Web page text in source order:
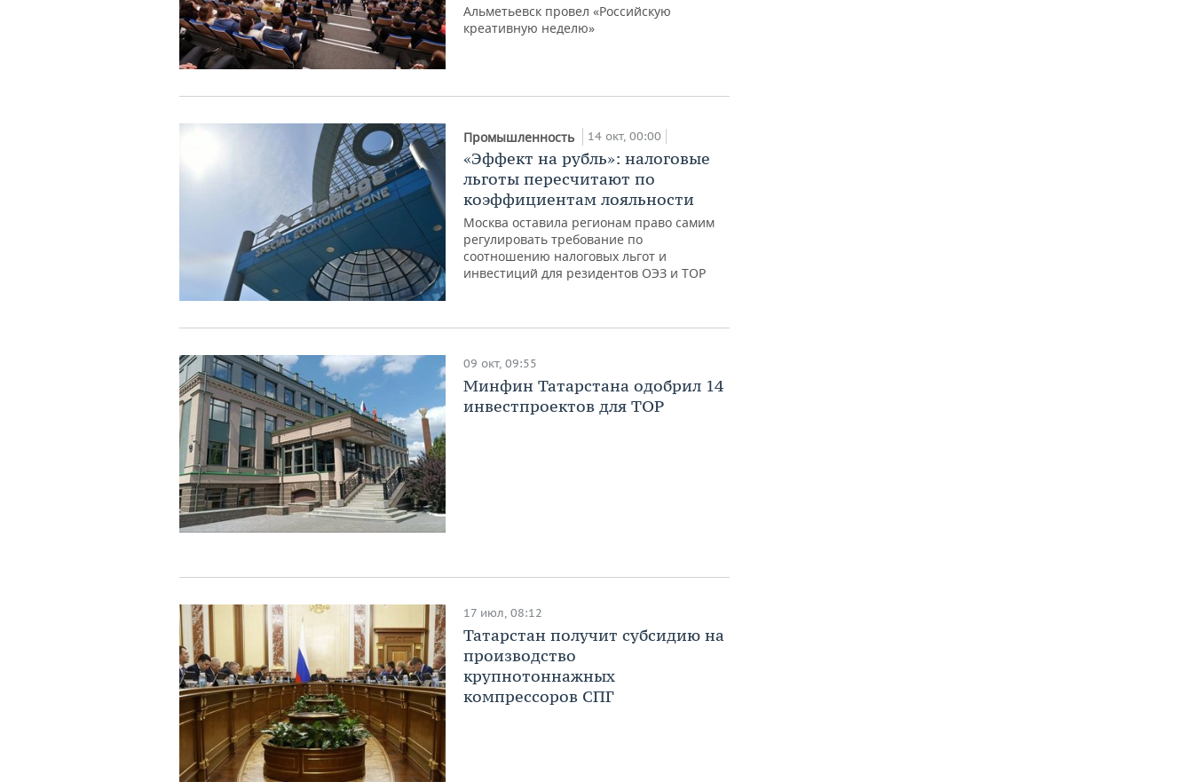
Альметьевск провел «Российскую
креативную неделю»
Промышленность 14 окт, 00:00
«Эффект на рубль»: налоговые
льготы пересчитают по
коэффициентам лояльности
Москва оставила регионам право самим
регулировать требование по
соотношению налоговых льгот и
инвестиций для резидентов ОЭЗ и ТОР
09 окт, 09:55
Минфин Татарстана одобрил 14
инвестпроектов для ТОР
17 июл, 08:12
Татарстан получит субсидию на
производство
крупнотоннажных
компрессоров СПГ